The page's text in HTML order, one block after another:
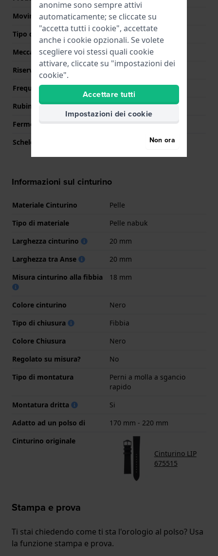
Movimento svizzero
No
Tipo di display
Analogico
Meccanismo
Meccanico automatico
Riserva di carica
Frequenza
Rubini
21
Fermo macchina
Si
Scheletrato
Informazioni sul cinturino
Materiale Cinturino
Pelle
Tipo di materiale
Pelle nabuk
Larghezza cinturino
20 mm
Larghezza tra Anse
20 mm
Misura cinturino alla fibbia
18 mm
Colore cinturino
Nero
Tipo di chiusura
Fibbia
Colore Chiusura
Nero
Regolato su misura?
No
Tipo di montatura
Perni a molla a sgancio
rapido
Montatura dritta
Si
Adatto ad un polso di
170 mm - 220 mm
Cinturino originale
Cinturino LIP
675515
Stampa e prova
Ti stai chiedendo come ti sta l'orologio al polso? Usa
la funzione stampa e prova.
anonime sono sempre attivi
automaticamente; se cliccate su
"accetta tutti i cookie", accettate
anche i cookie opzionali. Se volete
scegliere voi stessi quali cookie
attivare, cliccate su "impostazioni dei
cookie".
Accettare tutti
Impostazioni dei cookie
Non ora